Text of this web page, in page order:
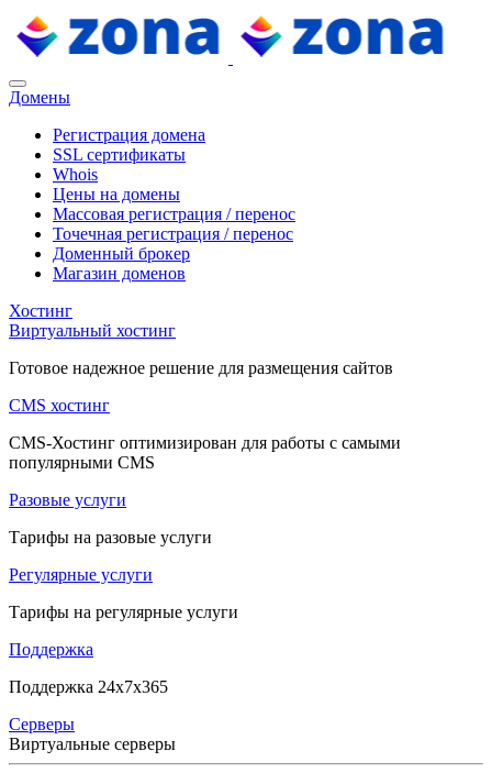
Домены
Регистрация домена
SSL сертификаты
Whois
Цены на домены
Массовая регистрация / перенос
Точечная регистрация / перенос
Доменный брокер
Магазин доменов
Хостинг
Виртуальный хостинг
Готовое надежное решение для размещения сайтов
CMS хостинг
CMS-Хостинг оптимизирован для работы с самыми
популярными CMS
Разовые услуги
Тарифы на разовые услуги
Регулярные услуги
Тарифы на регулярные услуги
Поддержка
Поддержка 24x7x365
Серверы
Виртуальные серверы